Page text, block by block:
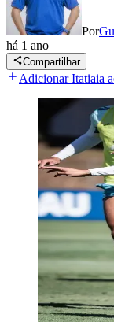
Por
há 1 ano
Compartilhar
Adicionar Itatiaia